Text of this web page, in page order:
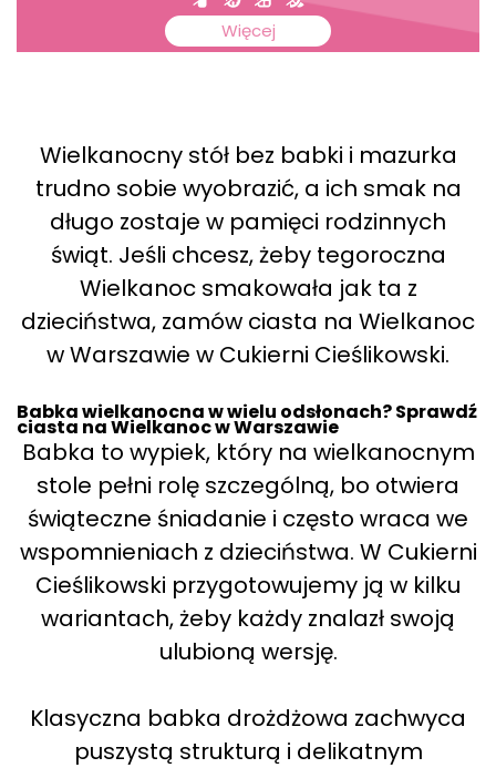
Więcej
Wielkanocny stół bez babki i mazurka
trudno sobie wyobrazić, a ich smak na
długo zostaje w pamięci rodzinnych
świąt. Jeśli chcesz, żeby tegoroczna
Wielkanoc smakowała jak ta z
dzieciństwa, zamów ciasta na Wielkanoc
w Warszawie w Cukierni Cieślikowski.
Babka wielkanocna w wielu odsłonach? Sprawdź
ciasta na Wielkanoc w Warszawie
Babka to wypiek, który na wielkanocnym
stole pełni rolę szczególną, bo otwiera
świąteczne śniadanie i często wraca we
wspomnieniach z dzieciństwa. W Cukierni
Cieślikowski przygotowujemy ją w kilku
wariantach, żeby każdy znalazł swoją
ulubioną wersję.
Klasyczna babka drożdżowa zachwyca
puszystą strukturą i delikatnym